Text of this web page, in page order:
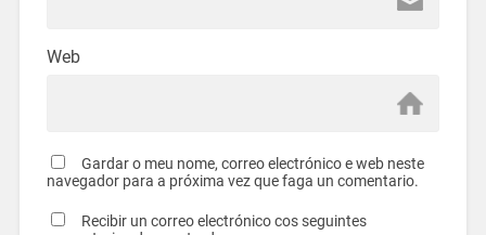
Web
Gardar o meu nome, correo electrónico e web neste
navegador para a próxima vez que faga un comentario.
Recibir un correo electrónico cos seguintes